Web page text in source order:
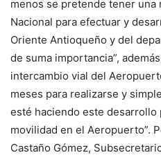
menos se pretende tener una
Nacional para efectuar y
Oriente Antioqueño y del
de suma importancia”,
intercambio vial del
meses para realizarse y
esté haciendo este desarrollo
movilidad en el Aeropuerto”.
Castaño Gómez,